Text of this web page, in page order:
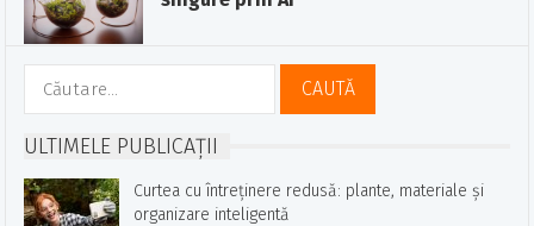
Caută
după:
ULTIMELE PUBLICAȚII
Curtea cu întreținere redusă: plante, materiale și
organizare inteligentă